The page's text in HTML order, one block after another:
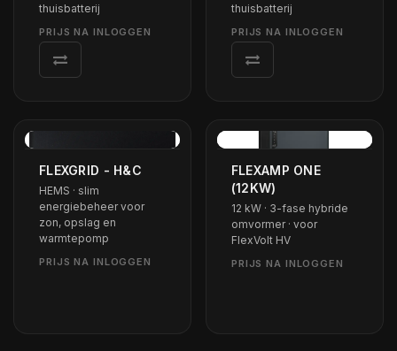
thuisbatterij
thuisbatterij
FLEXGRID - H&C
HEMS · slim
energiebeheer voor
zon, opslag en
warmtepomp
FLEXAMP ONE
(12KW)
12 kW · 3-fase hybride
omvormer · voor
FlexVolt HV